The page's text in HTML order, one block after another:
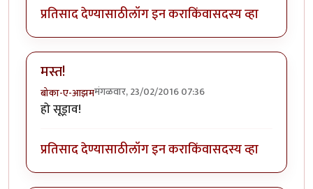
प्रतिसाद देण्यासाठीलॉग इन कराकिंवासदस्य व्हा
मस्त!
बोका-ए-आझममंगळवार, 23/02/2016 07:36
हो सूड्राव!
प्रतिसाद देण्यासाठीलॉग इन कराकिंवासदस्य व्हा